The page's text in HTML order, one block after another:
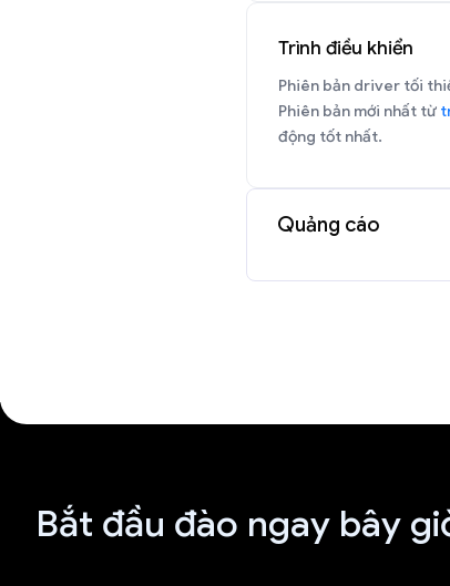
Trình điều khiển
Phiên bản driver tối
Phiên bản mới nhất từ
động tốt nhất.
Quảng cáo
Bắt đầu đào ngay bây